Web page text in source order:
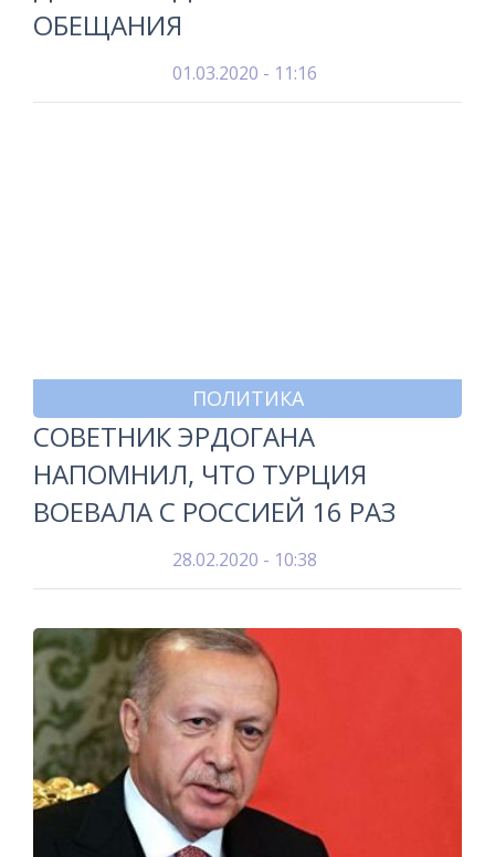
ОБЕЩАНИЯ
01.03.2020 - 11:16
ПОЛИТИКА
СОВЕТНИК ЭРДОГАНА
НАПОМНИЛ, ЧТО ТУРЦИЯ
ВОЕВАЛА С РОССИЕЙ 16 РАЗ
28.02.2020 - 10:38